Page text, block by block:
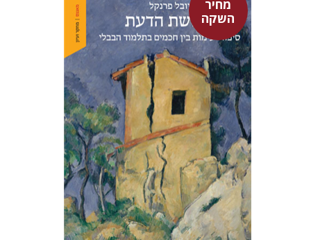
מחיר
השקהיובל פרנקל
מחיר השקה
$46
$32